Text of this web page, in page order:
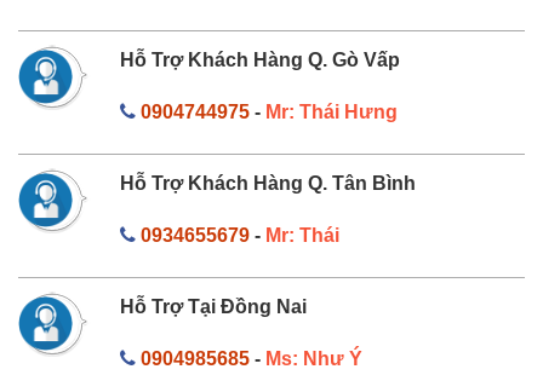
Hỗ Trợ Khách Hàng Q. Gò Vấp
0904744975- Mr: Thái Hưng
Hỗ Trợ Khách Hàng Q. Tân Bình
0934655679- Mr: Thái
Hỗ Trợ Tại Đồng Nai
0904985685- Ms: Như Ý